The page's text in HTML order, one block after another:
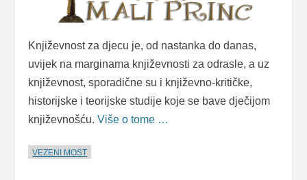
Književnost za djecu je, od nastanka do danas,
uvijek na marginama književnosti za odrasle, a uz
književnost, sporadične su i književno-kritičke,
historijske i teorijske studije koje se bave dječijom
književnošću. Više o tome …
VEZENI MOST